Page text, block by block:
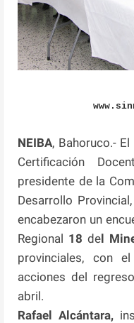
NEIBA, Bahoruco.-
Certificación
presidente de la
Desarrollo Provincial,
encabezaron un
Regional 18 del
provinciales, con
acciones del
abril.
Rafael Alcántara,